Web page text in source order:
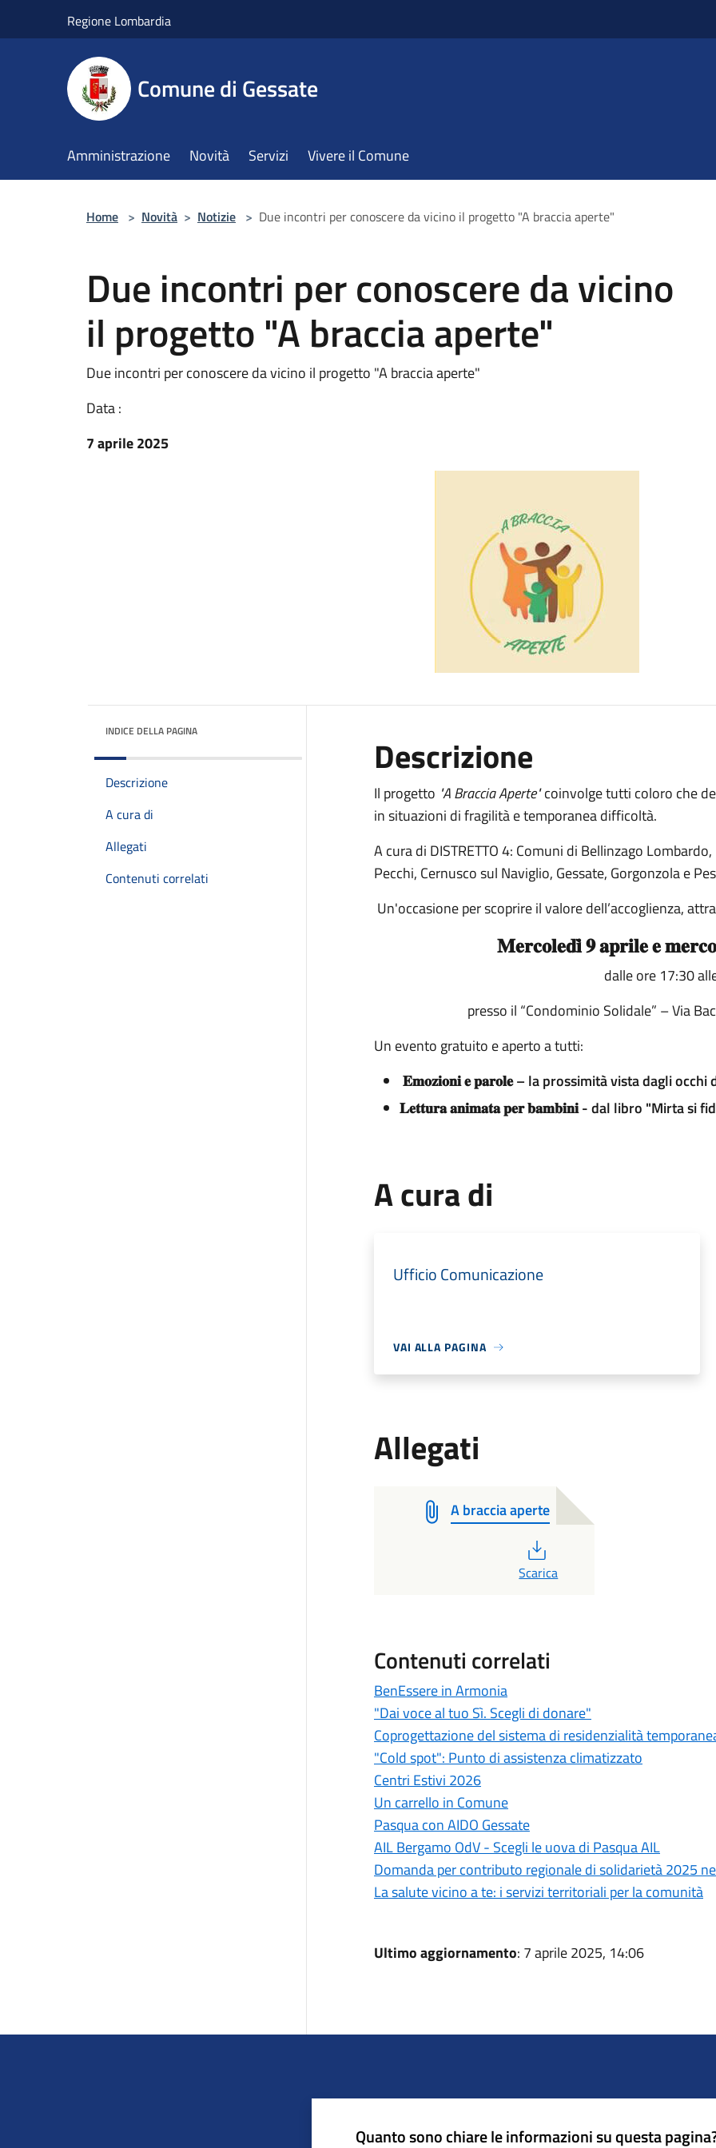
Regione Lombardia
Comune di Gessate
Amministrazione Novità Servizi Vivere il Comune
Home > Novità > Notizie > Due incontri per conoscere da vicino il progetto "A braccia aperte"
Due incontri per conoscere da vicino
il progetto "A braccia aperte"
Due incontri per conoscere da vicino il progetto "A braccia aperte"
Data :
7 aprile 2025
INDICE DELLA PAGINA
Descrizione
A cura di
Allegati
Contenuti correlati
Descrizione
Il progetto "A Braccia Aperte"coinvolge tutti coloro che
in situazioni di fragilità e temporanea difficoltà.
A cura di DISTRETTO 4: Comuni di Bellinzago
Pecchi, Cernusco sul Naviglio, Gessate, Gorgonzola e
Un'occasione per scoprire il valore dell’accoglienza,
𝐌𝐞𝐫𝐜𝐨𝐥𝐞𝐝𝐢̀ 𝟗 𝐚𝐩𝐫𝐢𝐥𝐞 𝐞
dalle ore 17:30
presso il “Condominio Solidale” – Via
Un evento gratuito e aperto a tutti:
𝐄𝐦𝐨𝐳𝐢𝐨𝐧𝐢 𝐞 𝐩𝐚𝐫𝐨𝐥𝐞 – la prossimità vista dagli
𝐋𝐞𝐭𝐭𝐮𝐫𝐚 𝐚𝐧𝐢𝐦𝐚𝐭𝐚 𝐩𝐞𝐫 𝐛𝐚𝐦𝐛𝐢𝐧𝐢 - dal libro "Mirta si
A cura di
Ufficio Comunicazione
VAI ALLA PAGINA
Allegati
A braccia aperte
Scarica
Contenuti correlati
BenEssere in Armonia
"Dai voce al tuo Sì. Scegli di donare"
Coprogettazione del sistema di residenzialità
"Cold spot": Punto di assistenza climatizzato
Centri Estivi 2026
Un carrello in Comune
Pasqua con AIDO Gessate
AIL Bergamo OdV - Scegli le uova di Pasqua AIL
Domanda per contributo regionale di solidarietà 2025
La salute vicino a te: i servizi territoriali per la comunità
Ultimo aggiornamento: 7 aprile 2025, 14:06
Quanto sono chiare le informazioni su questa